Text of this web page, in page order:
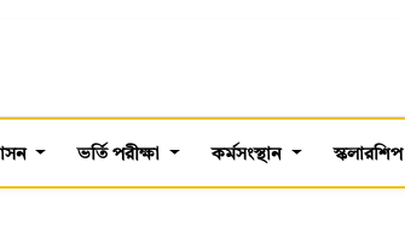
ভর্তি পরীক্ষা কর্মসংস্থান স্কলারশিপ